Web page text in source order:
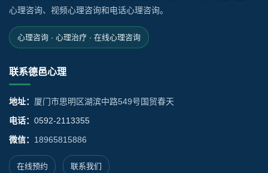
心理咨询、视频心理咨询和电话心理咨询。
心理咨询 · 心理治疗 · 在线心理咨询
联系德邑心理
地址： 厦门市思明区湖滨中路549号国贸春天
电话： 0592-2113355
微信： 18965815886
在线预约 联系我们